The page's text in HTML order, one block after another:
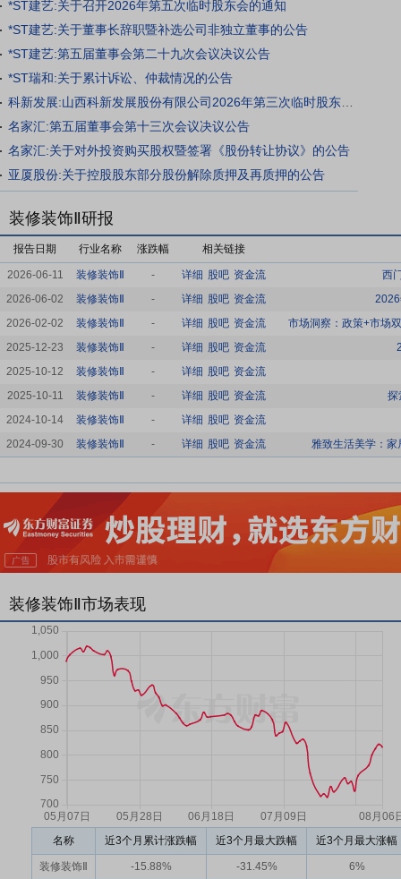
*ST建艺:关于召开2026年第五次临时股东会的通知
*ST建艺:关于董事长辞职暨补选公司非独立董事的公告
*ST建艺:第五届董事会第二十九次会议决议公告
*ST瑞和:关于累计诉讼、仲裁情况的公告
名家汇:第五届董事会第十三次会议决议公告
名家汇:关于对外投资购买股权暨签署《股份转让协议》的公告
亚厦股份:关于控股股东部分股份解除质押及再质押的公告
装修装饰Ⅱ研报
报告日期 行业名称 涨跌幅 相关链接
2026-06-11 装修装饰Ⅱ - 详细 股吧 资金流
西
2026-06-02
装修装饰Ⅱ - 详细 股吧 资金流
2026-02-02
装修装饰Ⅱ - 详细 股吧 资金流
市场洞察：政策+市场
2025-12-23
装修装饰Ⅱ - 详细 股吧 资金流
2025-10-12
装修装饰Ⅱ - 详细 股吧 资金流
2025-10-11
装修装饰Ⅱ - 详细 股吧 资金流
探
2024-10-14
装修装饰Ⅱ - 详细 股吧 资金流
2024-09-30
装修装饰Ⅱ - 详细 股吧 资金流 雅致生活美学：家
装修装饰Ⅱ市场表现
名称 近3个月累计涨跌幅 近3个月最大跌幅 近3个月最大涨幅
装修装饰Ⅱ -15.88% -31.45% 6%